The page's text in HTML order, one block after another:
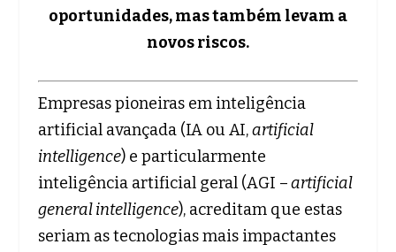
oportunidades, mas também levam a
novos riscos.
Empresas pioneiras em inteligência
artificial avançada (IA ou AI,artificial
intelligence) e particularmente
inteligência artificial geral (AGI –artificial
general intelligence), acreditam que estas
seriam as tecnologias mais impactantes